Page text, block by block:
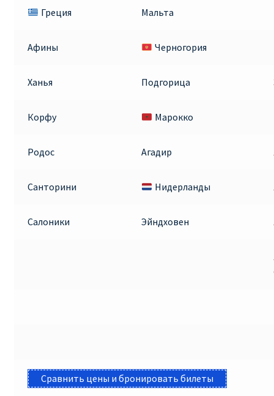
Греция Мальта
Афины Черногория
Ханья Подгорица
Корфу Марокко
Родос Агадир
Санторини Нидерланды
Салоники Эйндховен
Сравнить цены и бронировать билеты